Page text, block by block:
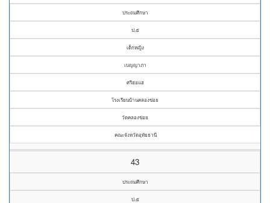
ประถมศึกษา
ป.๕
เด็กหญิง
เบญญาภา
ศรีฮอแฮ
โรงเรียนบ้านคลองข่อย
วัดคลองข่อย
คณะจังหวัดอุทัยธานี
43
ประถมศึกษา
ป.๕